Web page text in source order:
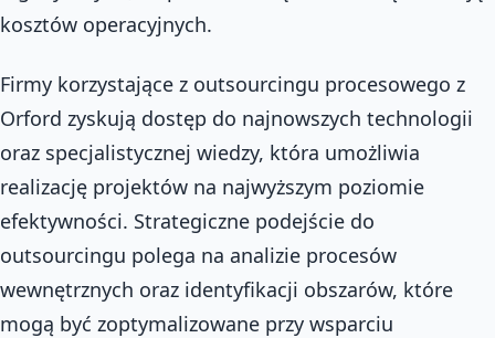
kosztów operacyjnych.
Firmy korzystające z outsourcingu procesowego z
Orford zyskują dostęp do najnowszych technologii
oraz specjalistycznej wiedzy, która umożliwia
realizację projektów na najwyższym poziomie
efektywności. Strategiczne podejście do
outsourcingu polega na analizie procesów
wewnętrznych oraz identyfikacji obszarów, które
mogą być zoptymalizowane przy wsparciu